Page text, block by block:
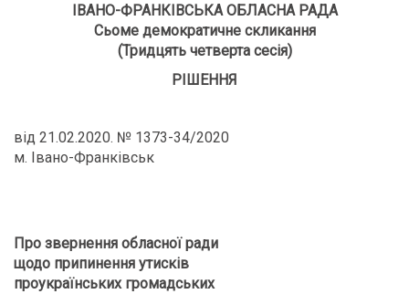
ІВАНО-ФРАНКІВСЬКА ОБЛАСНА РАДА
Сьоме демократичне скликання
(Тридцять четверта сесія)
РІШЕННЯ
від 21.02.2020. № 1373-34/2020
м. Івано-Франківськ
Про звернення обласної ради
щодо припинення утисків
проукраїнських громадських